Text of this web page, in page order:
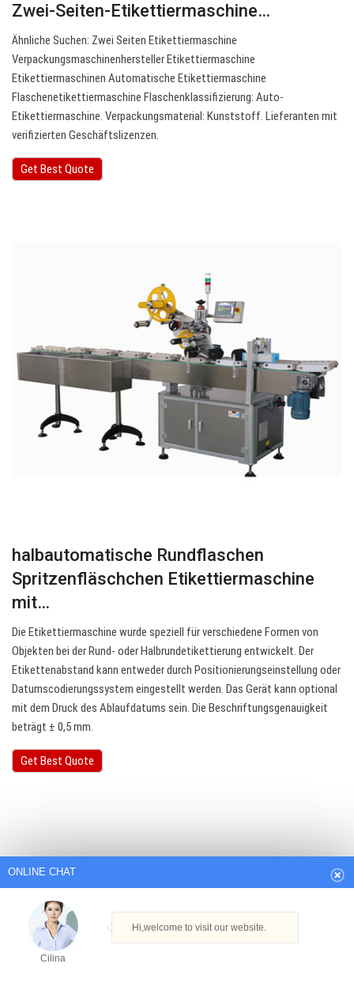
Zwei-Seiten-Etikettiermaschine…
Ähnliche Suchen: Zwei Seiten Etikettiermaschine
Verpackungsmaschinenhersteller Etikettiermaschine
Etikettiermaschinen Automatische Etikettiermaschine
Flaschenetikettiermaschine Flaschenklassifizierung: Auto-
Etikettiermaschine. Verpackungsmaterial: Kunststoff. Lieferanten mit
verifizierten Geschäftslizenzen.
Get Best Quote
halbautomatische Rundflaschen
Spritzenfläschchen Etikettiermaschine
mit…
Die Etikettiermaschine wurde speziell für verschiedene Formen von
Objekten bei der Rund- oder Halbrundetikettierung entwickelt. Der
Etikettenabstand kann entweder durch Positionierungseinstellung oder
Datumscodierungssystem eingestellt werden. Das Gerät kann optional
mit dem Druck des Ablaufdatums sein. Die Beschriftungsgenauigkeit
beträgt ± 0,5 mm.
Get Best Quote
Cilina